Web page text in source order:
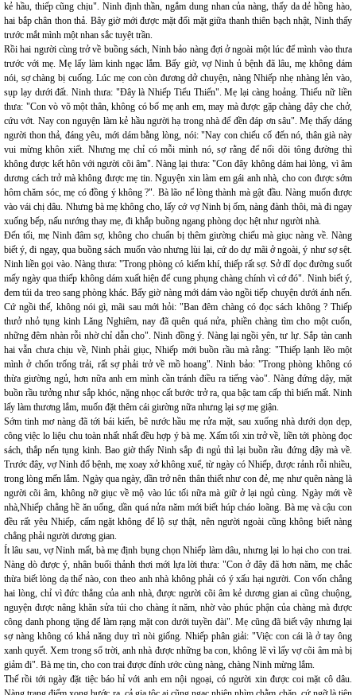
kẻ hầu, thiếp cũng chịu". Ninh định thần, ngắm dung nhan của nàng, thấy da dẻ hồng hào,
hai bắp chân thon thả. Bây giờ mới được mặt đối mặt giữa thanh thiên bạch nhật, Ninh thấy
trước mắt mình một nhan sắc tuyệt trần.
Rồi hai người cùng trở về buồng sách, Ninh bảo nàng đợi ở ngoài một lúc để mình vào thưa
trước với mẹ. Mẹ lấy làm kinh ngạc lắm. Bấy giờ, vợ Ninh ủ bệnh đã lâu, mẹ không dám
nói, sợ chàng bị cuống. Lúc mẹ con còn đương dở chuyện, nàng Nhiếp nhẹ nhàng lẻn vào,
sụp lạy dưới đất. Ninh thưa: "Đây là Nhiếp Tiểu Thiến". Mẹ lại càng hoảng. Thiếu nữ liền
thưa: "Con vò võ một thân, không có bố mẹ anh em, may mà được gặp chàng đây che chở,
cứu vớt. Nay con nguyện làm kẻ hầu người hạ trong nhà để đền đáp ơn sâu". Mẹ thấy dáng
người thon thả, đáng yêu, mới dám bằng lòng, nói: "Nay con chiếu cố đến nó, thân già này
vui mừng khôn xiết. Nhưng mẹ chỉ có mỗi mình nó, sợ rằng để nối dõi tông đường thì
không được kết hôn với người cõi âm". Nàng lại thưa: "Con đây không dám hai lòng, vì âm
dương cách trở mà không được mẹ tin. Nguyện xin làm em gái anh nhà, cho con được sớm
hôm chăm sóc, mẹ có đồng ý không ?". Bà lão nể lòng thành mà gật đầu. Nàng muốn được
vào vái chị dâu. Nhưng bà mẹ không cho, lấy cớ vợ Ninh bị ốm, nàng đành thôi, mà đi ngay
xuống bếp, nấu nướng thay mẹ, đi khắp buồng ngang phòng dọc hệt như người nhà.
Đến tối, mẹ Ninh đâm sợ, không cho chuẩn bị thêm giường chiếu mà giục nàng về. Nàng
biết ý, đi ngay, qua buồng sách muốn vào nhưng lùi lại, cứ do dự mãi ở ngoài, ý như sợ sệt.
Ninh liền gọi vào. Nàng thưa: "Trong phòng có kiếm khí, thiếp rất sợ. Sở dĩ dọc đường suốt
mấy ngày qua thiếp không dám xuất hiện để cung phụng chàng chính vì cớ đó". Ninh biết ý,
đem túi da treo sang phòng khác. Bấy giờ nàng mới dám vào ngồi tiếp chuyện dưới ánh nến.
Cứ ngồi thế, không nói gì, mãi sau mới hỏi: "Ban đêm chàng có đọc sách không ? Thiếp
thưở nhỏ tụng kinh Lăng Nghiêm, nay đã quên quá nửa, phiền chàng tìm cho một cuốn,
những đêm nhàn rỗi nhờ chỉ dẫn cho". Ninh đồng ý. Nàng lại ngồi yên, tư lự. Sắp tàn canh
hai vẫn chưa chịu về, Ninh phải giục, Nhiếp mới buồn rầu mà rằng: "Thiếp lạnh lẽo một
mình ở chốn trống trải, rất sợ phải trở về mồ hoang". Ninh bảo: "Trong phòng không có
thừa giường ngủ, hơn nữa anh em mình cần tránh điều ra tiếng vào". Nàng đứng dậy, mặt
buồn rầu tưởng như sắp khóc, nặng nhọc cất bước trở ra, qua bậc tam cấp thì biến mất. Ninh
lấy làm thương lắm, muốn đặt thêm cái giường nữa nhưng lại sợ mẹ giận.
Sớm tinh mơ nàng đã tới bái kiến, bê nước hầu mẹ rửa mặt, sau xuống nhà dưới dọn dẹp,
công việc lo liệu chu toàn nhất nhất đều hợp ý bà mẹ. Xấm tối xin trở về, liền tới phòng đọc
sách, thắp nến tụng kinh. Bao giờ thấy Ninh sắp đi ngủ thì lại buồn rầu đứng dậy mà về.
Trước đây, vợ Ninh đổ bệnh, mẹ xoay xở không xuể, từ ngày có Nhiếp, được rảnh rỗi nhiều,
trong lòng mến lắm. Ngày qua ngày, dần trở nên thân thiết như con đẻ, mẹ như quên nàng là
người cõi âm, không nỡ giục về mộ vào lúc tối nữa mà giữ ở lại ngủ cùng. Ngày mới về
nhà,Nhiếp chẳng hề ăn uống, dần quá nửa năm mới biết húp cháo loãng. Bà mẹ và cậu con
đều rất yêu Nhiếp, cấm ngặt không để lộ sự thật, nên người ngoài cũng không biết nàng
chẳng phải người dương gian.
Ít lâu sau, vợ Ninh mất, bà mẹ định bụng chọn Nhiếp làm dâu, nhưng lại lo hại cho con trai.
Nàng dò được ý, nhân buổi thảnh thơi mới lựa lời thưa: "Con ở đây đã hơn năm, mẹ chắc
thừa biết lòng dạ thế nào, con theo anh nhà không phải có ý xấu hại người. Con vốn chẳng
hai lòng, chỉ vì đức thẳng của anh nhà, được người cõi âm kẻ dương gian ai cũng chuộng,
nguyện được nâng khăn sửa túi cho chàng ít năm, nhờ vào phúc phận của chàng mà được
công danh phong tặng để làm rạng mặt con dưới tuyền đài". Mẹ cũng đã biết vậy nhưng lại
sợ nàng không có khả năng duy trì nòi giống. Nhiếp phân giải: "Việc con cái là ở tay ông
xanh quyết. Xem trong sổ trời, anh nhà được những ba con, không lẽ vì lấy vợ cõi âm mà bị
giảm đi". Bà mẹ tin, cho con trai được đính ước cùng nàng, chàng Ninh mừng lắm.
Thế rồi tới ngày đặt tiệc báo hỉ với anh em nội ngoại, có người xin được coi mặt cô dâu.